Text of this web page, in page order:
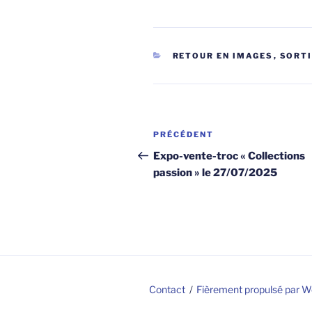
CATÉGORIES
RETOUR EN IMAGES ,
Navigation
de
l’article
Article
précédent
PRÉCÉDENT
Expo-vente-troc « Collections
passion » le 27/07/2025
Contact Fièrement propulsé par